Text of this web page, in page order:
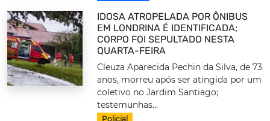
IDOSA ATROPELADA POR ÔNIBUS
EM LONDRINA É IDENTIFICADA;
CORPO FOI SEPULTADO NESTA
QUARTA-FEIRA
Cleuza Aparecida Pechin da Silva, de 73
anos, morreu após ser atingida por um
coletivo no Jardim Santiago;
testemunhas...
Policial